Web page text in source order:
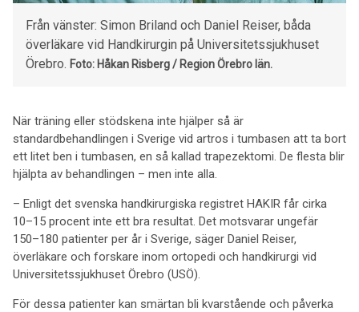
Från vänster: Simon Briland och Daniel Reiser, båda
överläkare vid Handkirurgin på Universitetssjukhuset
Örebro. Foto: Håkan Risberg / Region Örebro län.
När träning eller stödskena inte hjälper så är
standardbehandlingen i Sverige vid artros i tumbasen att ta bort
ett litet ben i tumbasen, en så kallad trapezektomi. De flesta blir
hjälpta av behandlingen – men inte alla.
– Enligt det svenska handkirurgiska registret HAKIR får cirka
10–15 procent inte ett bra resultat. Det motsvarar ungefär
150–180 patienter per år i Sverige, säger Daniel Reiser,
överläkare och forskare inom ortopedi och handkirurgi vid
Universitetssjukhuset Örebro (USÖ).
För dessa patienter kan smärtan bli kvarstående och påverka